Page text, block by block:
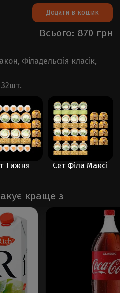
Додати в кошик
Всього: 870 грн
Філадельфія класік,
32шт.
Сет Філа Максі
краще з